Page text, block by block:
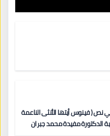
نص ( فينوس أيتها الأنثى الناعمة
الدكتورة مفيدة محمد جبران